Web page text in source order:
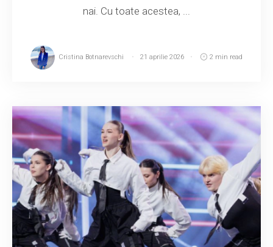
nai. Cu toate acestea, ...
Cristina Botnarevschi 21 aprilie 2026 2 min read